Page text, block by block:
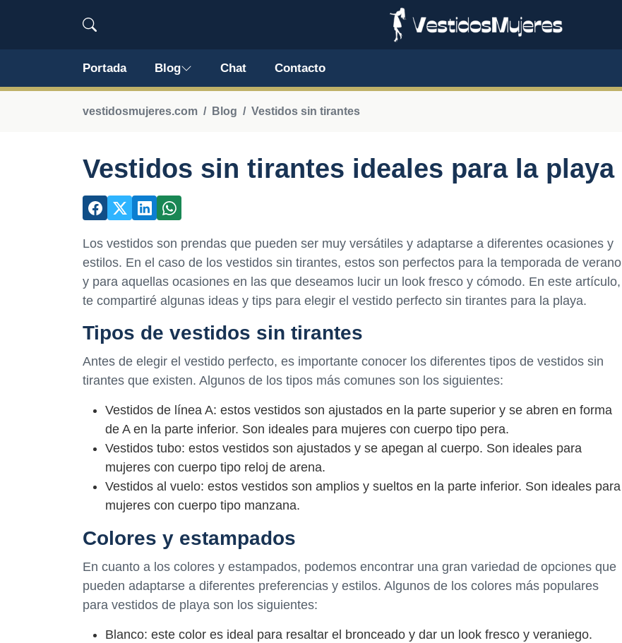
Portada Blog Chat Contacto
vestidosmujeres.com Blog Vestidos sin tirantes
Vestidos sin tirantes ideales para la playa
Los vestidos son prendas que pueden ser muy versátiles y adaptarse a diferentes ocasiones y
estilos. En el caso de los vestidos sin tirantes, estos son perfectos para la temporada de verano
y para aquellas ocasiones en las que deseamos lucir un look fresco y cómodo. En este artículo,
te compartiré algunas ideas y tips para elegir el vestido perfecto sin tirantes para la playa.
Tipos de vestidos sin tirantes
Antes de elegir el vestido perfecto, es importante conocer los diferentes tipos de vestidos sin
tirantes que existen. Algunos de los tipos más comunes son los siguientes:
Vestidos de línea A: estos vestidos son ajustados en la parte superior y se abren en forma
de A en la parte inferior. Son ideales para mujeres con cuerpo tipo pera.
Vestidos tubo: estos vestidos son ajustados y se apegan al cuerpo. Son ideales para
mujeres con cuerpo tipo reloj de arena.
Vestidos al vuelo: estos vestidos son amplios y sueltos en la parte inferior. Son ideales para
mujeres con cuerpo tipo manzana.
Colores y estampados
En cuanto a los colores y estampados, podemos encontrar una gran variedad de opciones que
pueden adaptarse a diferentes preferencias y estilos. Algunos de los colores más populares
para vestidos de playa son los siguientes:
Blanco: este color es ideal para resaltar el bronceado y dar un look fresco y veraniego.